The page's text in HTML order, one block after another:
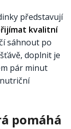
představují
kvalitní
sáhnout po
doplnit je
pár minut
pomáhá